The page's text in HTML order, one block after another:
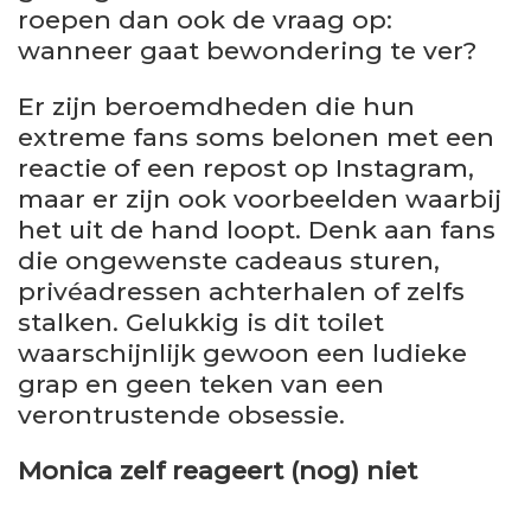
roepen dan ook de vraag op:
wanneer gaat bewondering te ver?
Er zijn beroemdheden die hun
extreme fans soms belonen met een
reactie of een repost op Instagram,
maar er zijn ook voorbeelden waarbij
het uit de hand loopt. Denk aan fans
die ongewenste cadeaus sturen,
privéadressen achterhalen of zelfs
stalken. Gelukkig is dit toilet
waarschijnlijk gewoon een ludieke
grap en geen teken van een
verontrustende obsessie.
Monica zelf reageert (nog) niet